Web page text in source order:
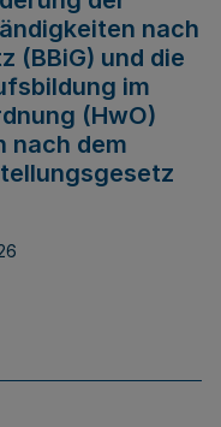
nach
(BBiG) und die
im
(HwO)
nach dem